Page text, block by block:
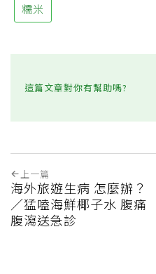
糯米
這篇文章對你有幫助嗎?
上一篇
海外旅遊生病 怎麼辦？
／猛嗑海鮮椰子水 腹痛
腹瀉送急診